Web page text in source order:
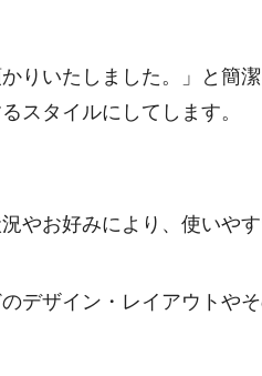
りいたしました。」と簡
スタイルにしてします。
やお好みにより、使いや
デザイン・レイアウトや